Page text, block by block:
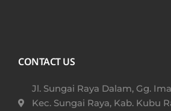
CONTACT US
Jl. Sungai Raya Dalam, Gg.
Kec. Sungai Raya, Kab. Kubu